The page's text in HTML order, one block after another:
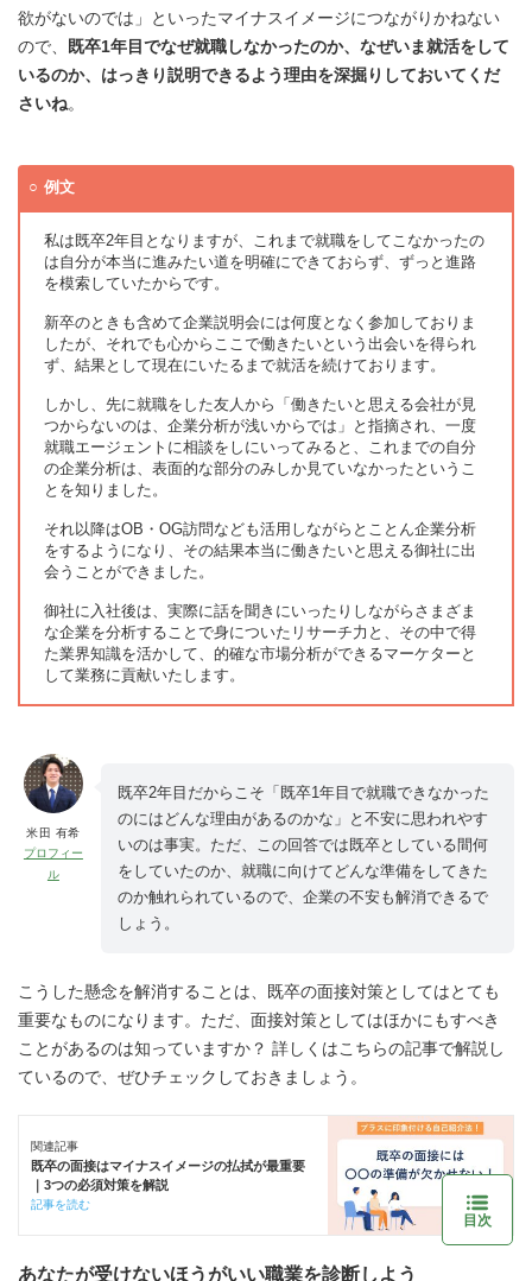
欲がないのでは」といったマイナスイメージにつながりかねない
ので、
既卒1年目でなぜ就職しなかったのか、なぜいま就活をして
いるのか、はっきり説明できるよう理由を深掘りしておいてくだ
さいね。
例文
私は既卒2年目となりますが、これまで就職をしてこなかったの
は自分が本当に進みたい道を明確にできておらず、ずっと進路
を模索していたからです。
新卒のときも含めて企業説明会には何度となく参加しておりま
したが、それでも心からここで働きたいという出会いを得られ
ず、結果として現在にいたるまで就活を続けております。
しかし、先に就職をした友人から「働きたいと思える会社が見
つからないのは、企業分析が浅いからでは」と指摘され、一度
就職エージェントに相談をしにいってみると、これまでの自分
の企業分析は、表面的な部分のみしか見ていなかったというこ
とを知りました。
それ以降はOB・OG訪問なども活用しながらとことん企業分析
をするようになり、その結果本当に働きたいと思える御社に出
会うことができました。
御社に入社後は、実際に話を聞きにいったりしながらさまざま
な企業を分析することで身についたリサーチ力と、その中で得
た業界知識を活かして、的確な市場分析ができるマーケターと
して業務に貢献いたします。
米田 有希
プロフィー
ル
既卒2年目だからこそ「既卒1年目で就職できなかった
のにはどんな理由があるのかな」と不安に思われやす
いのは事実。ただ、この回答では既卒としている間何
をしていたのか、就職に向けてどんな準備をしてきた
のか触れられているので、企業の不安も解消できるで
しょう。
こうした懸念を解消することは、既卒の面接対策としてはとても
重要なものになります。ただ、面接対策としてはほかにもすべき
ことがあるのは知っていますか？ 詳しくはこちらの記事で解説し
ているので、ぜひチェックしておきましょう。
関連記事
既卒の面接はマイナスイメージの払拭が最重要
｜3つの必須対策を解説
記事を読む
あなたが受けないほうがいい職業を診断しよう
目次